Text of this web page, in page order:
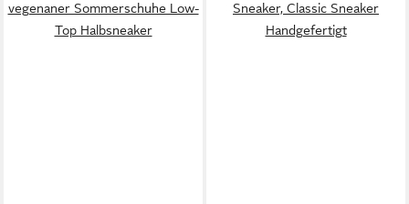
vegenaner Sommerschuhe Low-
Top Halbsneaker
Sneaker, Classic Sneaker
Handgefertigt